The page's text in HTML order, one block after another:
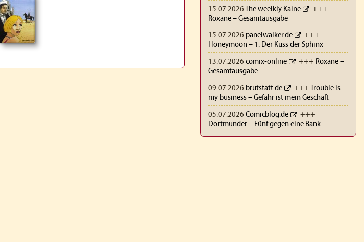
15.07.2026The weelkly Kaine
+++
Roxane – Gesamtausgabe
15.07.2026 panelwalker.de
+++
Honeymoon – 1. Der Kuss der Sphinx
13.07.2026 comix-online +++ Roxane –
Gesamtausgabe
09.07.2026 brutstatt.de +++
Trouble is
my business – Gefahr ist mein Geschäft
05.07.2026 Comicblog.de
+++
Dortmunder – Fünf gegen eine Bank